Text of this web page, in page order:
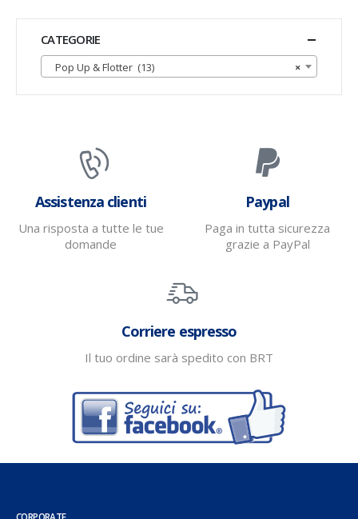
CATEGORIE
×
Pop Up & Flotter (13)
Assistenza clienti
Una risposta a tutte le tue
Paypal
Paga in tutta sicurezza
Corriere espresso